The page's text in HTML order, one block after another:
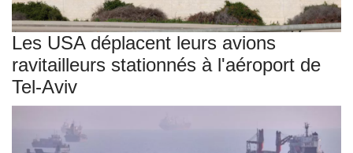
Les USA déplacent leurs avions
ravitailleurs stationnés à l'aéroport de
Tel-Aviv